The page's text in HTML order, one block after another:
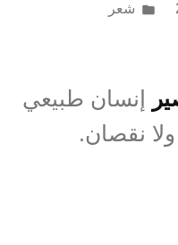
نُشر
شعر
إنسان طبيعي
نقصان.